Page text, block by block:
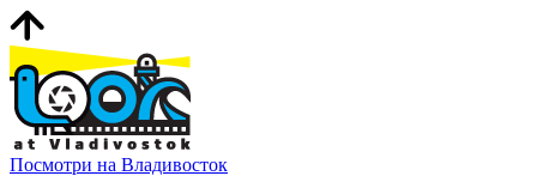
Посмотри на Владивосток